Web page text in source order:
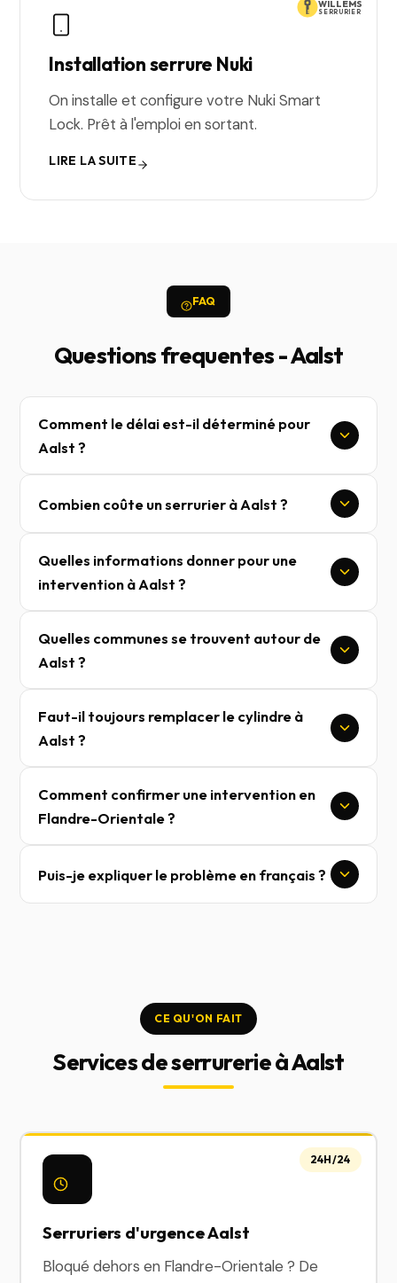
WILLEMS
SERRURIER
Installation serrure Nuki
On installe et configure votre Nuki Smart
Lock. Prêt à l'emploi en sortant.
LIRE LA SUITE
FAQ
Questions frequentes - Aalst
Comment le délai est-il déterminé pour
Aalst ?
Combien coûte un serrurier à Aalst ?
Quelles informations donner pour une
intervention à Aalst ?
Quelles communes se trouvent autour de
Aalst ?
Faut-il toujours remplacer le cylindre à
Aalst ?
Comment confirmer une intervention en
Flandre-Orientale ?
Puis-je expliquer le problème en français ?
CE QU'ON FAIT
Services de serrurerie à Aalst
Serruriers d'urgence Aalst
Bloqué dehors en Flandre-Orientale ? De
24H/24